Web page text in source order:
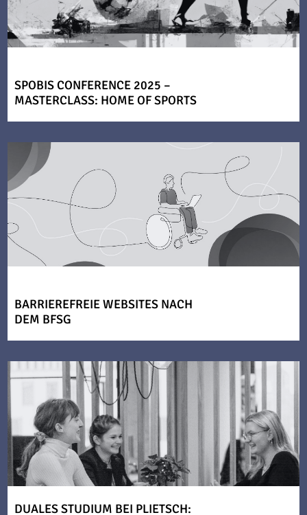
SPOBIS CONFERENCE 2025 –
MASTERCLASS: HOME OF SPORTS
BARRIEREFREIE WEBSITES NACH
DEM BFSG
DUALES STUDIUM BEI PLIETSCH: